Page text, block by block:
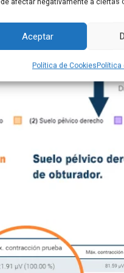
Aceptar
Política de CookiesPolítica